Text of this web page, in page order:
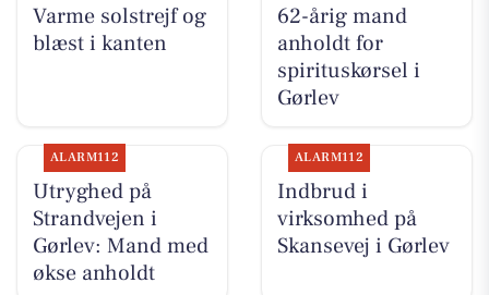
Varme solstrejf og
blæst i kanten
62-årig mand
anholdt for
spirituskørsel i
Gørlev
ALARM112
Utryghed på
Strandvejen i
Gørlev: Mand med
økse anholdt
ALARM112
Indbrud i
virksomhed på
Skansevej i Gørlev